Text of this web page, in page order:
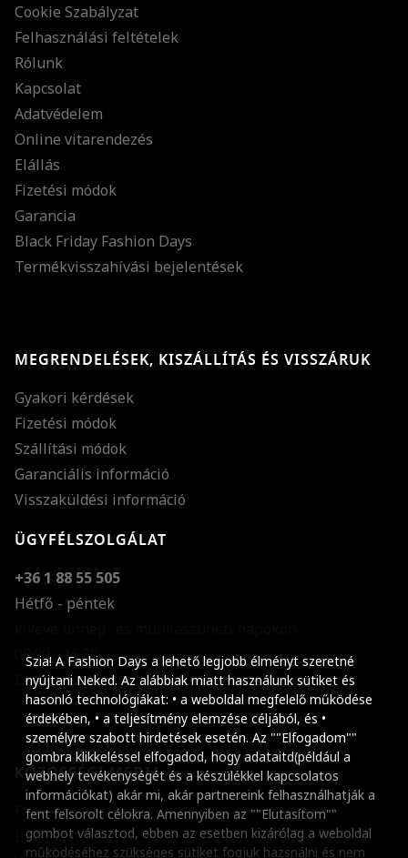
Szia! A Fashion Days a lehető legjobb élményt szeretné
nyújtani Neked. Az alábbiak miatt használunk sütiket és
hasonló technológiákat: • a weboldal megfelelő működése
érdekében, • a teljesítmény elemzése céljából, és •
személyre szabott hirdetések esetén. Az ""Elfogadom""
gombra klikkeléssel elfogadod, hogy adataitd(például a
webhely tevékenységét és a készülékkel kapcsolatos
információkat) akár mi, akár partnereink felhasználhatják a
fent felsorolt célokra. Amennyiben az ""Elutasítom""
gombot választod, ebben az esetben kizárólag a weboldal
működéséhez szükséges sütiket fogjuk hazsnálni és nem
Cookie Szabályzat
Felhasználási feltételek
Rólunk
Kapcsolat
Adatvédelem
Online vitarendezés
Elállás
Fizetési módok
Garancia
Black Friday Fashion Days
Termékvisszahívási bejelentések
MEGRENDELÉSEK, KISZÁLLÍTÁS ÉS VISSZÁRUK
Gyakori kérdések
Fizetési módok
Szállítási módok
Garanciális információ
Visszaküldési információ
ÜGYFÉLSZOLGÁLAT
+36 1 88 55 505
Hétfő - péntek
08:00 - 16:30
E-mail küldése
KÖZÖSSÉGI MÉDIA
Facebook
Instagram
Szöveg méretének
Szóköz növelése
Szóköz csökkentése
Sortávolság
Sortávolság